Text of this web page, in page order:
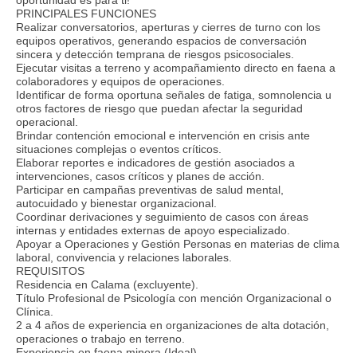
PRINCIPALES FUNCIONES
Realizar conversatorios, aperturas y cierres de turno con los
equipos operativos, generando espacios de conversación
sincera y detección temprana de riesgos psicosociales.
Ejecutar visitas a terreno y acompañamiento directo en faena a
colaboradores y equipos de operaciones.
Identificar de forma oportuna señales de fatiga, somnolencia u
otros factores de riesgo que puedan afectar la seguridad
operacional.
Brindar contención emocional e intervención en crisis ante
situaciones complejas o eventos críticos.
Elaborar reportes e indicadores de gestión asociados a
intervenciones, casos críticos y planes de acción.
Participar en campañas preventivas de salud mental,
autocuidado y bienestar organizacional.
Coordinar derivaciones y seguimiento de casos con áreas
internas y entidades externas de apoyo especializado.
Apoyar a Operaciones y Gestión Personas en materias de clima
laboral, convivencia y relaciones laborales.
REQUISITOS
Residencia en Calama (excluyente).
Título Profesional de Psicología con mención Organizacional o
Clínica.
2 a 4 años de experiencia en organizaciones de alta dotación,
operaciones o trabajo en terreno.